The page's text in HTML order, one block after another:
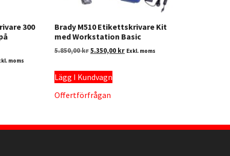
300
moms
Brady M510 Etikettskrivare Kit
med Workstation Basic
5.850,00kr5.350,00 kr Exkl. moms
Lägg I Kundvagn
Offertförfrågan